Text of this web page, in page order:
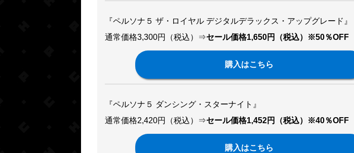
『ペルソナ５ ザ・ロイヤル デジタルデラックス・アップグレード』
通常価格3,300円（税込）⇒セール価格1,650円（税込）※50％OFF
購入はこちら
『ペルソナ５ ダンシング・スターナイト』
通常価格2,420円（税込）⇒セール価格1,452円（税込）※40％OFF
購入はこちら